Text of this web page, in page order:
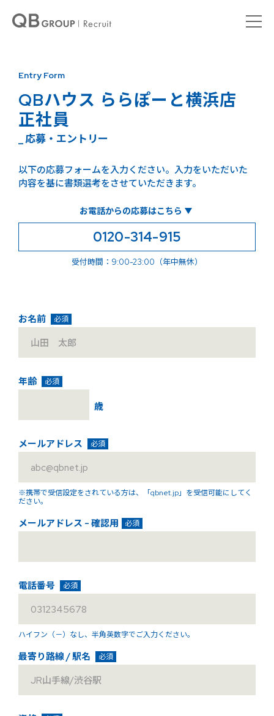
Entry Form
QBハウス ららぽーと横浜店
正社員
_ 応募・エントリー
以下の応募フォームを入力ください。入力をいただいた
内容を基に書類選考をさせていただきます。
お電話からの応募はこちら
0120-314-915
受付時間：9:00-23:00（年中無休）
お名前 必須
年齢 必須
歳
メールアドレス 必須
※携帯で受信設定をされている方は、「qbnet.jp」を受信可能にしてく
ださい。
メールアドレス - 確認用 必須
電話番号 必須
ハイフン（－）なし、 半角英数字でご入力ください。
最寄り路線 / 駅名 必須